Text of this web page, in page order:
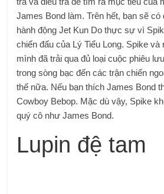
James Bond làm. Trên hết, bạn sẽ
hành động Jet Kun Do thực sự vì
chiến đấu của Lý Tiểu Long. Spike
mình đã trải qua đủ loại cuộc phiêu
trong sòng bạc đến các trận chiến
thế nữa. Nếu bạn thích James Bond
Cowboy Bebop. Mặc dù vậy, Spike
quý cô như James Bond.
Lupin đệ tam